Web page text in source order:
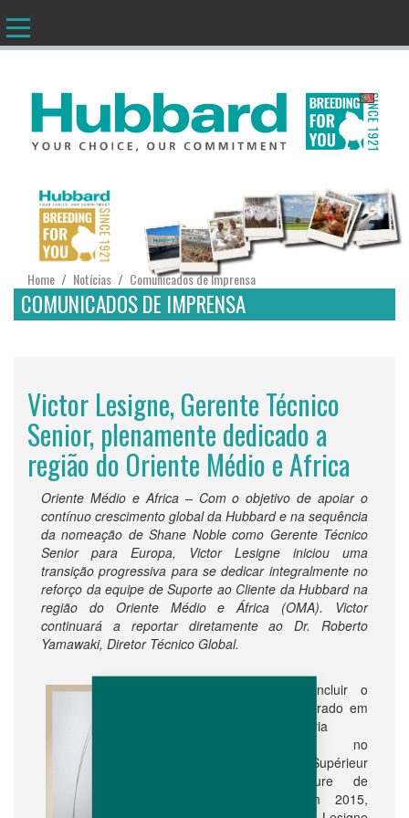
PT
Home / Notícias / Comunicados de Imprensa
COMUNICADOS DE IMPRENSA
Victor Lesigne, Gerente Técnico
Senior, plenamente dedicado a
região do Oriente Médio e Africa
Oriente Médio e Africa – Com o objetivo de apoiar o
contínuo crescimento global da Hubbard e na sequência
da nomeação de Shane Noble como Gerente Técnico
Senior para Europa, Victor Lesigne iniciou uma
transição progressiva para se dedicar integralmente no
reforço da equipe de Suporte ao Cliente da Hubbard na
região do Oriente Médio e África (OMA). Victor
continuará a reportar diretamente ao Dr. Roberto
Yamawaki, Diretor Técnico Global.
Após concluir o
seu Mestrado em
Engenharia
Agrícola no
Institut Supérieur
d'Agriculture de
Lille, em 2015,